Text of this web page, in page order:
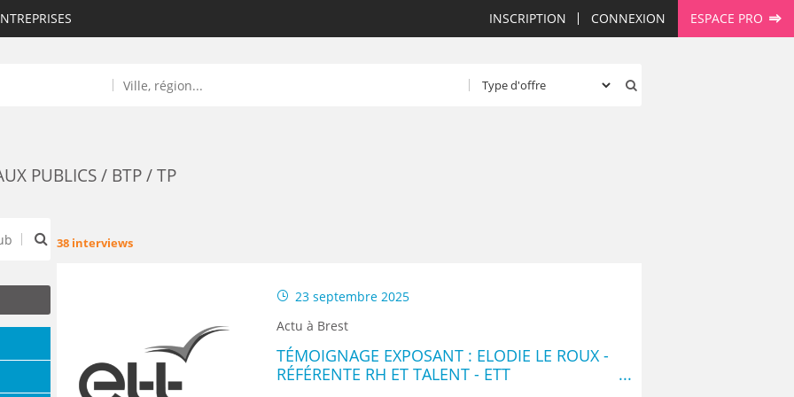
NUMÉRIQUES
INSCRIPTION CONNEXION ESPACE PRO
PUBLICS / BTP / TP
38 interviews
23 septembre 2025
Actu à Brest
TÉMOIGNAGE EXPOSANT : ELODIE LE ROUX -
RÉFÉRENTE RH ET TALENT - ETT